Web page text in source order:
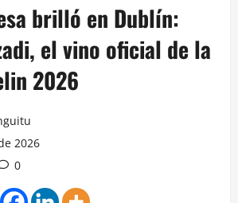
brilló en Dublín:
el vino oficial de la
2026
2026
0